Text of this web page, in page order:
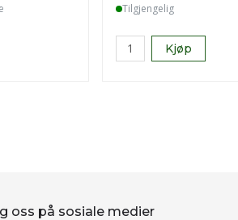
Tilgjengelig
Kjøp
oss på sosiale medier